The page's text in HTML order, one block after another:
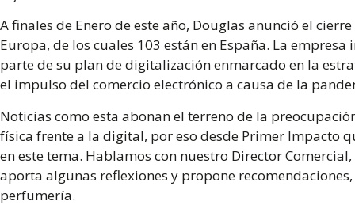
A finales de Enero de este año, Douglas anunció el
Europa, de los cuales 103 están en España. La
parte de su plan de digitalización enmarcado en la
el impulso del comercio electrónico a causa de la
Noticias como esta abonan el terreno de la
física frente a la digital, por eso desde Primer Impacto
en este tema. Hablamos con nuestro Director Comercial,
aporta algunas reflexiones y propone
perfumería.